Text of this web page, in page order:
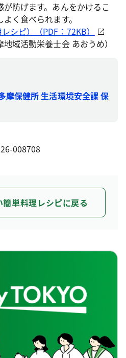
防げます。あんをかけるこ
く食べられます。
シピ）（PDF：72KB）
活動栄養士会 あおうめ）
摩保健所 生活環境安全課 保
008708
単料理レシピに戻る